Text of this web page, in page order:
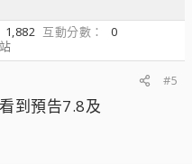
1,882 互動分數
0
#5
到預告7.8及